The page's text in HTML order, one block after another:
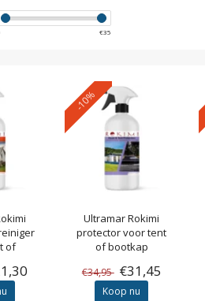
€35
of
-10%
UltramarRokimi
protector voor tent
of bootkap
€34,95 €31,45
Koop nu